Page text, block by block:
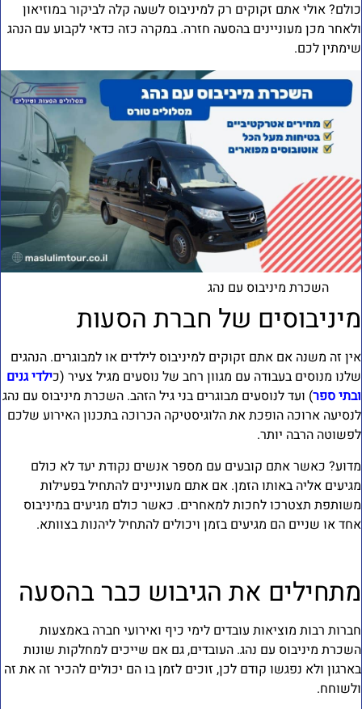
אולי אתם זקוקים רק למיניבוס לשעה קלה לביקור במוזיאון
מכן מעוניינים בהסעה חזרה. במקרה כזה כדאי לקבוע עם הנהג
לכם.
השכרת מיניבוס עם נהג
של חברת הסעות
זה משנה אם אתם זקוקים למיניבוס לילדים או למבוגרים. הנהגים
מנוסים בעבודה עם מגוון רחב של נוסעים מגיל צעיר (כילדי גנים
ספר) ועד לנוסעים מבוגרים בני גיל הזהב. השכרת מיניבוס עם נהג
ארוכה הופכת את הלוגיסטיקה הכרוכה בתכנון האירוע שלכם
הרבה יותר.
כאשר אתם קובעים עם מספר אנשים נקודת יעד לא כולם
אליה באותו הזמן. אם אתם מעוניינים להתחיל בפעילות
תצטרכו לחכות למאחרים. כאשר כולם מגיעים במיניבוס
או שניים הם מגיעים בזמן ויכולים להתחיל ליהנות בצוותא.
את הגיבוש כבר בהסעה
רבות מוציאות עובדים לימי כיף ואירועי חברה באמצעות
מיניבוס עם נהג. העובדים, גם אם שייכים למחלקות שונות
ולא נפגשו קודם לכן, זוכים לזמן בו הם יכולים להכיר זה את זה